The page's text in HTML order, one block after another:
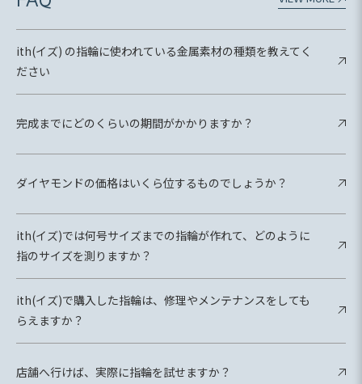
ith(イズ) の指輪に使われている金属素材の種類を教えてく
ださい
完成までにどのくらいの期間がかかりますか？
ダイヤモンドの価格はいくら位するものでしょうか？
ith(イズ)では何号サイズまでの指輪が作れて、どのように
指のサイズを測りますか？
ith(イズ)で購入した指輪は、修理やメンテナンスをしても
らえますか？
店舗へ行けば、実際に指輪を試せますか？